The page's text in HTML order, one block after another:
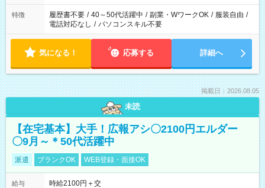
特徴 履歴書不要 / 40～50代活躍中 / 副業・WワークOK / 服装自由 /
電話対応なし / パソコンスキル不要
気になる！ 応募する 詳細へ
掲載日：2026.08.05
未読
【在宅基本】大手！広報アシ〇2100円エルダー
〇9月～＊50代活躍中
派遣 ブランクOK WEB登録・面接OK
給与
時給2100円＋交